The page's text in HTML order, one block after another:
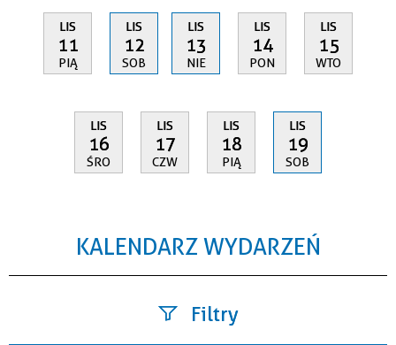
LIS
11
PIĄ
LIS
12
SOB
LIS
13
NIE
LIS
14
PON
LIS
15
WTO
LIS
16
ŚRO
LIS
17
CZW
LIS
18
PIĄ
LIS
19
SOB
KALENDARZ WYDARZEŃ
Filtry